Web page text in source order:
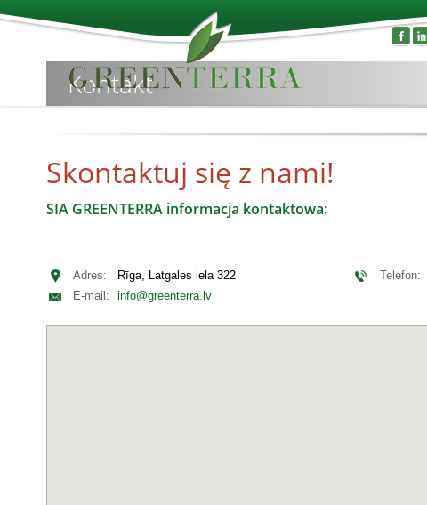
Kontakt
Skontaktuj się z nami!
SIA GREENTERRA informacja kontaktowa:
Adres:
Rīga, Latgales iela 322
E-mail:
info@greenterra.lv
Telefon: